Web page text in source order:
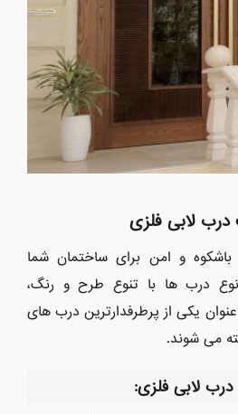
لابی فلزی
باشکوه و امن برای ساختمان شما
درب ها با تنوع طرح و رنگ،
عنوان یکی از پرطرفدارترین درب های
می شوند.
لابی فلزی: